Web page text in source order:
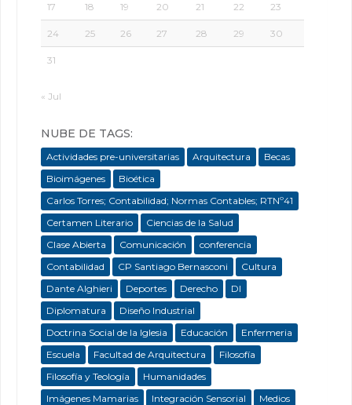
17 18 19 20 21 22 23
24 25 26 27 28 29 30
31
« Jul
NUBE DE TAGS:
Actividades pre-universitarias Arquitectura
Becas
Bioimágenes
Bioética
Carlos Torres; Contabilidad; Normas Contables; RTNº41
Certamen Literario
Ciencias de la Salud
Clase Abierta
Comunicación
conferencia
Contabilidad
CP Santiago Bernasconi
Cultura
Dante Alghieri
Deportes Derecho
DI
Diplomatura
Diseño Industrial
Doctrina Social de la Iglesia
Educación
Enfermeria
Escuela
Facultad de Arquitectura
Filosofía
Filosofía y Teología
Humanidades
Imágenes Mamarias
Integración Sensorial
Medios